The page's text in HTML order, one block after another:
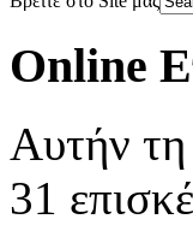
Online
Αυτήν τη
31